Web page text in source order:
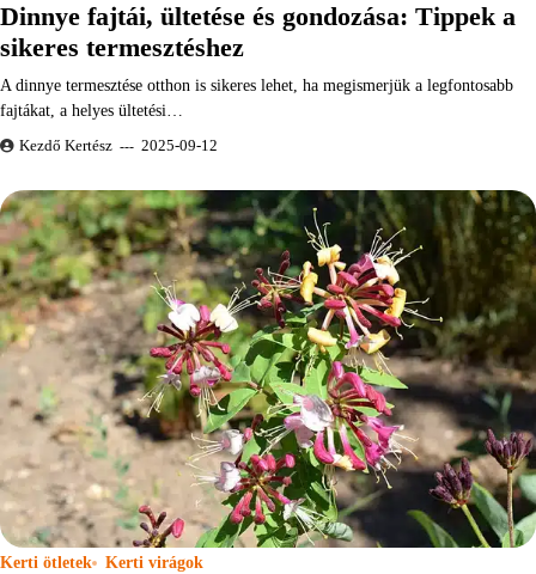
Dinnye fajtái, ültetése és gondozása: Tippek a
sikeres termesztéshez
A dinnye termesztése otthon is sikeres lehet, ha megismerjük a legfontosabb
fajtákat, a helyes ültetési…
Kezdő Kertész 2025-09-12
Kerti ötletek Kerti virágok